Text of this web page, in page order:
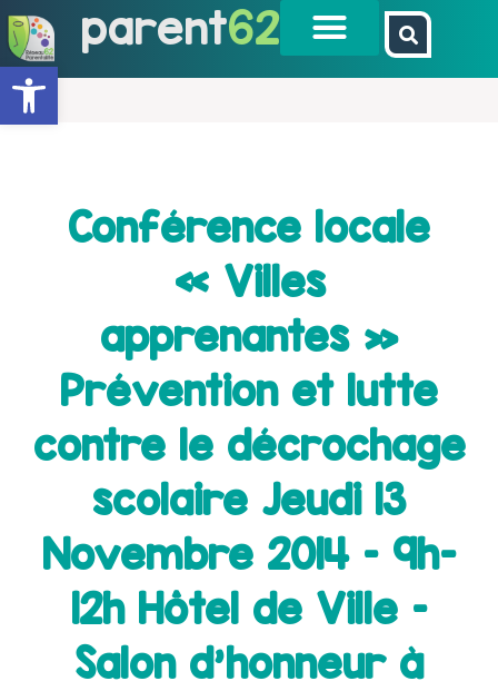
Ouvrir la barre d’outils
parent62
Conférence locale
« Villes
apprenantes »
Prévention et lutte
contre le décrochage
scolaire Jeudi 13
Novembre 2014 – 9h-
12h Hôtel de Ville –
Salon d’honneur à